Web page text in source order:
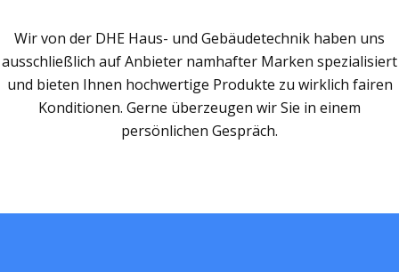
Wir von der DHE Haus- und Gebäudetechnik haben uns
ausschließlich auf Anbieter namhafter Marken spezialisiert
und bieten Ihnen hochwertige Produkte zu wirklich fairen
Konditionen. Gerne überzeugen wir Sie in einem
persönlichen Gespräch.